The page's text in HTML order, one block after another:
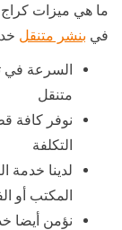
ما هي ميزات كراج
في بنشر متنقل
السرعة في
متنقل
نوفر كافة
التكلفة
لدينا خدمة
المكتب أو
نؤمن أيضا